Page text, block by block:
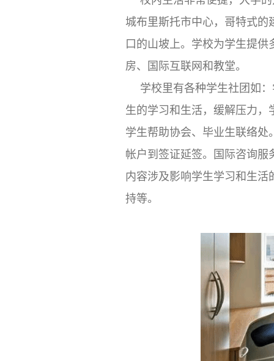
城布里斯托市中心，哥特式
口的山坡上。学校为学生提
房、国际互联网和教堂。
学校里有各种学生社团如
生的学习和生活，缓解压力
学生帮助协会、毕业生联络
帐户到签证延签。国际咨询
内容涉及影响学生学习和生
持等。